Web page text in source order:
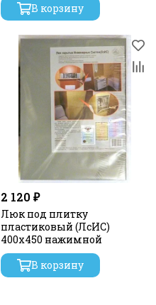
В корзину
2 120 ₽
Люк под плитку
пластиковый (ЛсИС)
400х450 нажимной
В корзину